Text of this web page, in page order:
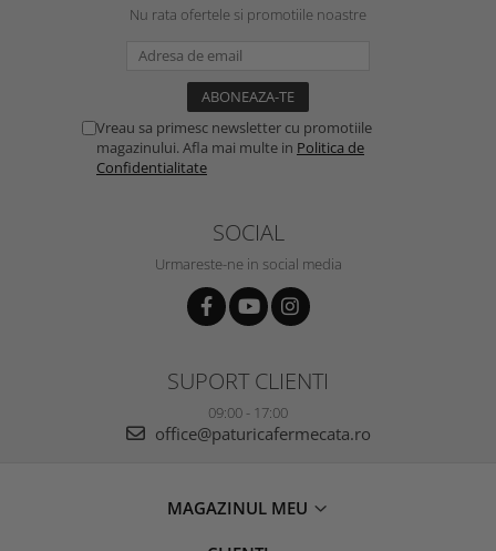
Nu rata ofertele si promotiile noastre
Vreau sa primesc newsletter cu promotiile
magazinului. Afla mai multe in Politica de
Confidentialitate
SOCIAL
Urmareste-ne in social media
SUPORT CLIENTI
09:00 - 17:00
office@paturicafermecata.ro
MAGAZINUL MEU